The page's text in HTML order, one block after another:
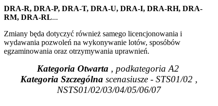
DRA-R, DRA-P, DRA-T, DRA-U, DRA-I, DRA-RH, DRA-
RM, DRA-RL...
Zmiany będa dotyczyć również samego licencjonowania i
wydawania pozwoleń na wykonywanie lotów, sposóbów
egzaminowania oraz otrzymywania uprawnień.
Kategoria Otwarta , podkategoria A2
Kategoria Szczególna scenasiusze - STS01/02 ,
NSTS01/02/03/04/05/06/07